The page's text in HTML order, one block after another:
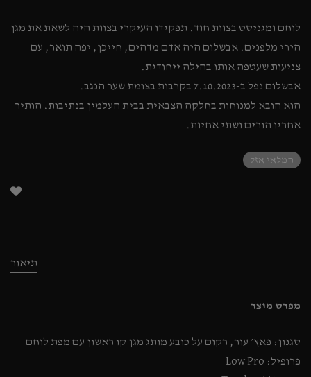
לוחם ומגניסט בצוות חוד. תפקידו העיקרי בצוות היה לשאת את מגן
הירי מלפנים. אבשלום היה אדם מדהים, חייכן, יפה תואר, עם
צניעות שעטפה אותו בהילה ייחודית.
אבשלום נפל ב-7.10.2023 בקרבות בצומת שער הנגב.
הוא הובא למנוחות בחלקה הצבאית בבית העלמין בנתיבות. הותיר
אחריו הורים ושתי אחיות.
המלאי אזל
תיאור
מפרט מוצר
סגנון: פאץ׳ עור, רקום על כובע מותג מגן קו ראשון עם מפת לוחם
פרופיל: Low Pro